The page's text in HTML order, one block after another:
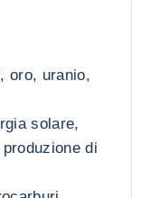
oro, uranio,
solare,
di